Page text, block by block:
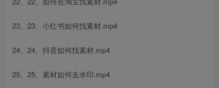
23、23、小红书如何找素材.mp4
24、24、抖音如何找素材.mp4
25、25、素材如何去水印.mp4